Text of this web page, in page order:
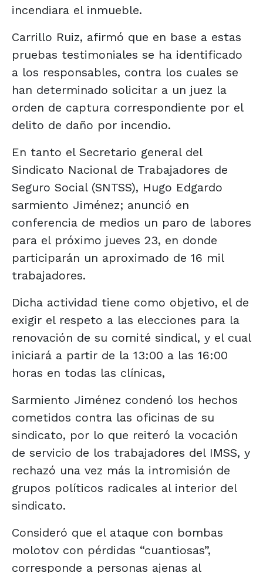
incendiara el inmueble.
Carrillo Ruiz, afirmó que en base a estas
pruebas testimoniales se ha identificado
a los responsables, contra los cuales se
han determinado solicitar a un juez la
orden de captura correspondiente por el
delito de daño por incendio.
En tanto el Secretario general del
Sindicato Nacional de Trabajadores de
Seguro Social (SNTSS), Hugo Edgardo
sarmiento Jiménez; anunció en
conferencia de medios un paro de labores
para el próximo jueves 23, en donde
participarán un aproximado de 16 mil
trabajadores.
Dicha actividad tiene como objetivo, el de
exigir el respeto a las elecciones para la
renovación de su comité sindical, y el cual
iniciará a partir de la 13:00 a las 16:00
horas en todas las clínicas,
Sarmiento Jiménez condenó los hechos
cometidos contra las oficinas de su
sindicato, por lo que reiteró la vocación
de servicio de los trabajadores del IMSS, y
rechazó una vez más la intromisión de
grupos políticos radicales al interior del
sindicato.
Consideró que el ataque con bombas
molotov con pérdidas “cuantiosas”,
corresponde a personas ajenas al